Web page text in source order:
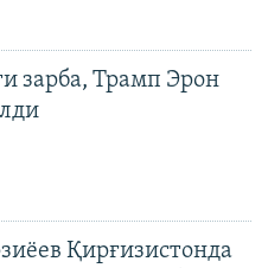
зарба, Трамп Эрон
Қирғизистонда